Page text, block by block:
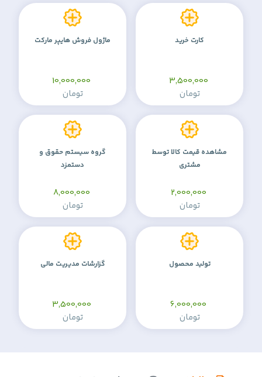
کارت خرید
تومان
ماژول فروش هایپر مارکت
تومان
مشاهده قیمت کالا توسط
مشتری
تومان
گروه سیستم حقوق و
دستمزد
تومان
تولید محصول
تومان
گزارشات مدیریت مالی
تومان